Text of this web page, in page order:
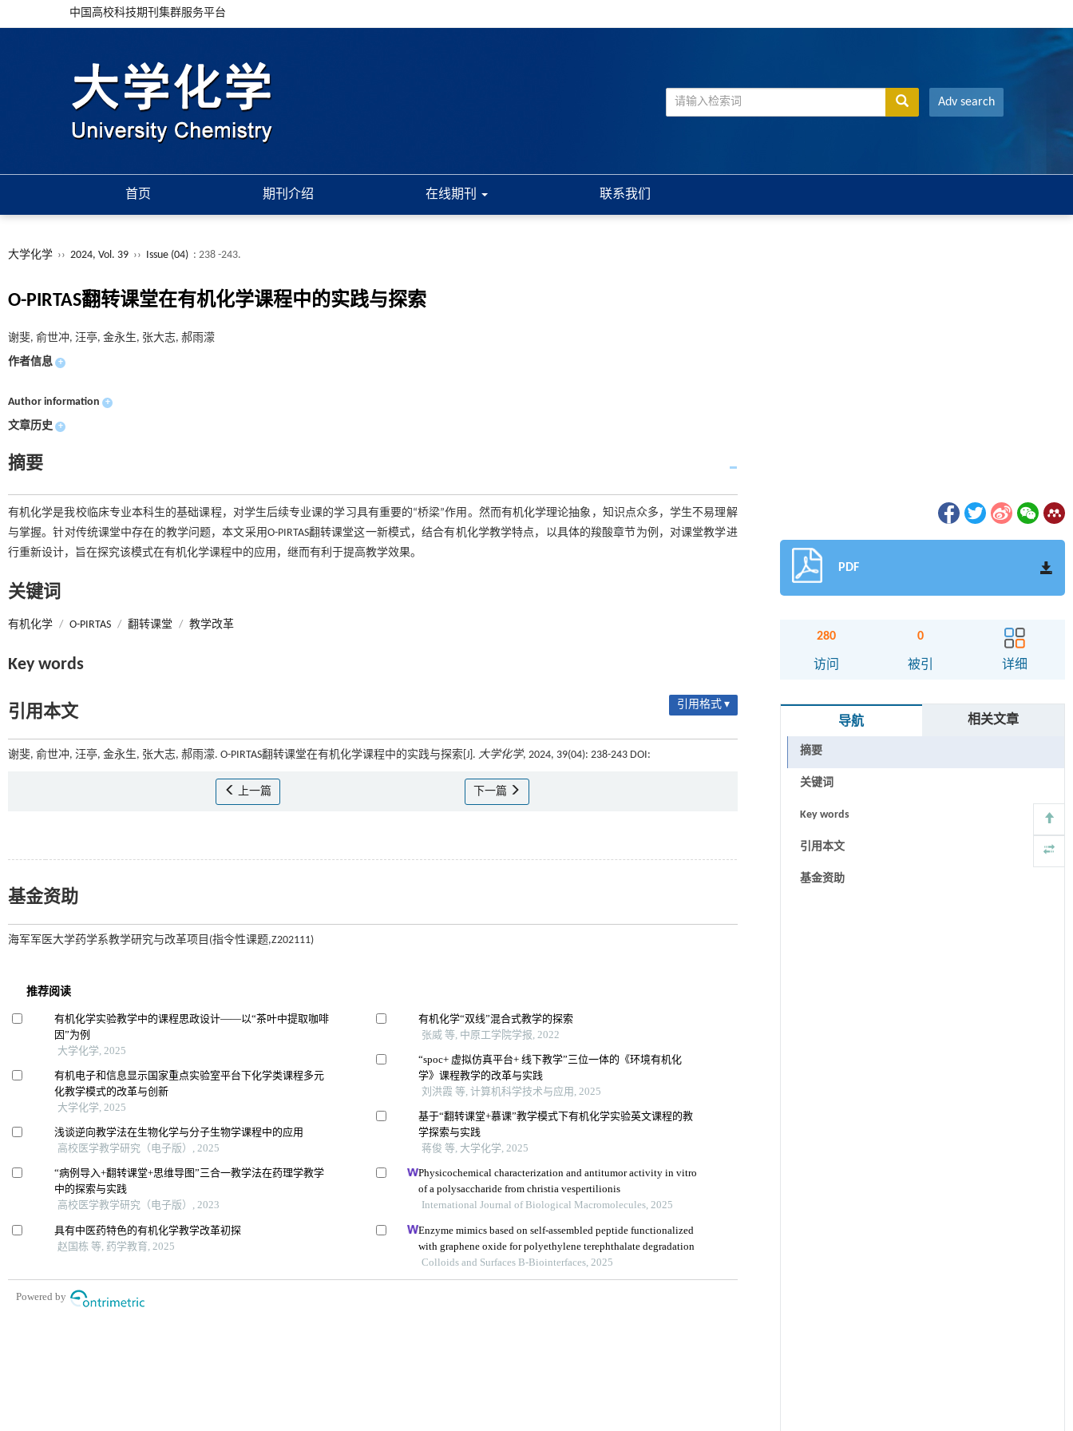
中国高校科技期刊集群服务平台
Adv search
首页 期刊介绍 在线期刊 联系我们
大学化学 ›› 2024, Vol. 39 ›› Issue (04) : 238 -243.
O-PIRTAS翻转课堂在有机化学课程中的实践与探索
谢斐, 俞世冲, 汪亭, 金永生, 张大志, 郝雨濛
作者信息 +
Author information +
文章历史 +
摘要
有机化学是我校临床专业本科生的基础课程，对学生后续专业课的学习具有重要的“桥梁”作用。然而有机化学理论抽象，知识点众多，学生不易理解
与掌握。针对传统课堂中存在的教学问题，本文采用O-PIRTAS翻转课堂这一新模式，结合有机化学教学特点，以具体的羧酸章节为例，对课堂教学进
行重新设计，旨在探究该模式在有机化学课程中的应用，继而有利于提高教学效果。
关键词
有机化学 / O-PIRTAS / 翻转课堂 / 教学改革
Key words
引用本文 引用格式 ▾
谢斐, 俞世冲, 汪亭, 金永生, 张大志, 郝雨濛. O-PIRTAS翻转课堂在有机化学课程中的实践与探索[J]. 大学化学, 2024, 39(04): 238-243 DOI:
上一篇 下一篇
基金资助
海军军医大学药学系教学研究与改革项目(指令性课题,Z202111)
PDF
280
访问
0
被引 详细
导航 相关文章
摘要
关键词
Key words
引用本文
基金资助